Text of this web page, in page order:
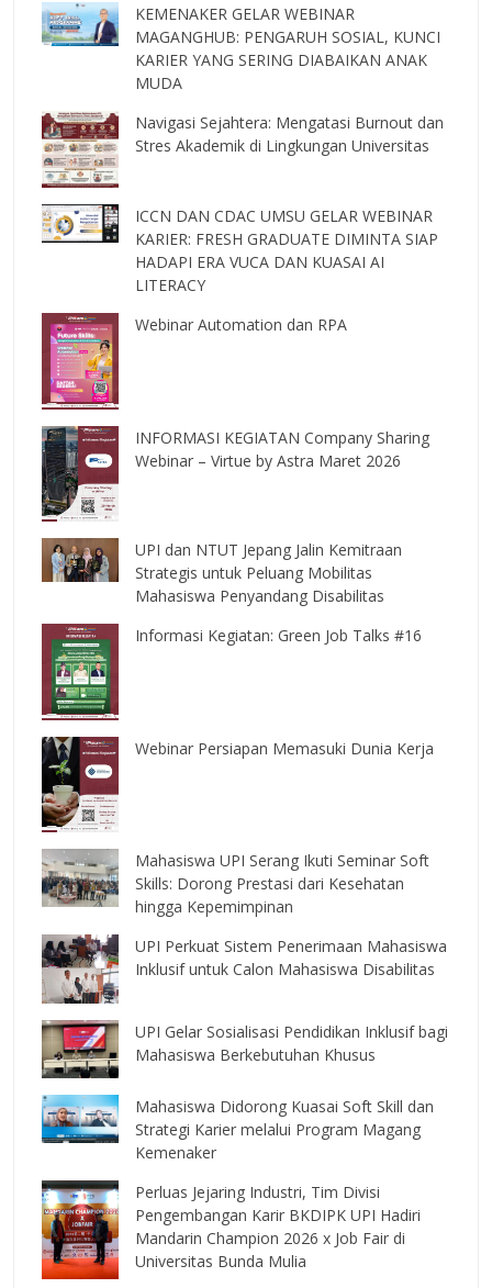
KEMENAKER GELAR WEBINAR
MAGANGHUB: PENGARUH SOSIAL, KUNCI
KARIER YANG SERING DIABAIKAN ANAK
MUDA
Navigasi Sejahtera: Mengatasi Burnout dan
Stres Akademik di Lingkungan Universitas
ICCN DAN CDAC UMSU GELAR WEBINAR
KARIER: FRESH GRADUATE DIMINTA SIAP
HADAPI ERA VUCA DAN KUASAI AI
LITERACY
Webinar Automation dan RPA
INFORMASI KEGIATAN Company Sharing
Webinar – Virtue by Astra Maret 2026
UPI dan NTUT Jepang Jalin Kemitraan
Strategis untuk Peluang Mobilitas
Mahasiswa Penyandang Disabilitas
Informasi Kegiatan: Green Job Talks #16
Webinar Persiapan Memasuki Dunia Kerja
Mahasiswa UPI Serang Ikuti Seminar Soft
Skills: Dorong Prestasi dari Kesehatan
hingga Kepemimpinan
UPI Perkuat Sistem Penerimaan Mahasiswa
Inklusif untuk Calon Mahasiswa Disabilitas
UPI Gelar Sosialisasi Pendidikan Inklusif bagi
Mahasiswa Berkebutuhan Khusus
Mahasiswa Didorong Kuasai Soft Skill dan
Strategi Karier melalui Program Magang
Kemenaker
Perluas Jejaring Industri, Tim Divisi
Pengembangan Karir BKDIPK UPI Hadiri
Mandarin Champion 2026 x Job Fair di
Universitas Bunda Mulia